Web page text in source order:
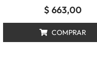
$ 663,00
COMPRAR